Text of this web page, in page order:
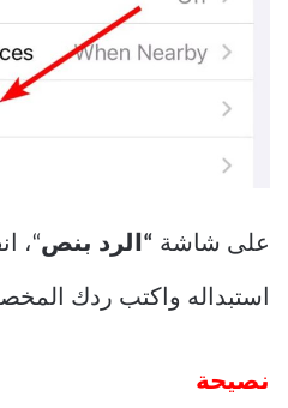
على شاشة “الرد بنص“،
استبداله واكتب ردك
نصيحة